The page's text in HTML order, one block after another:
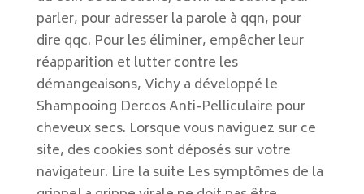
parler, pour adresser la parole à qqn, pour
dire qqc. Pour les éliminer, empêcher leur
réapparition et lutter contre les
démangeaisons, Vichy a développé le
Shampooing Dercos Anti-Pelliculaire pour
cheveux secs. Lorsque vous naviguez sur ce
site, des cookies sont déposés sur votre
navigateur. Lire la suite Les symptômes de la